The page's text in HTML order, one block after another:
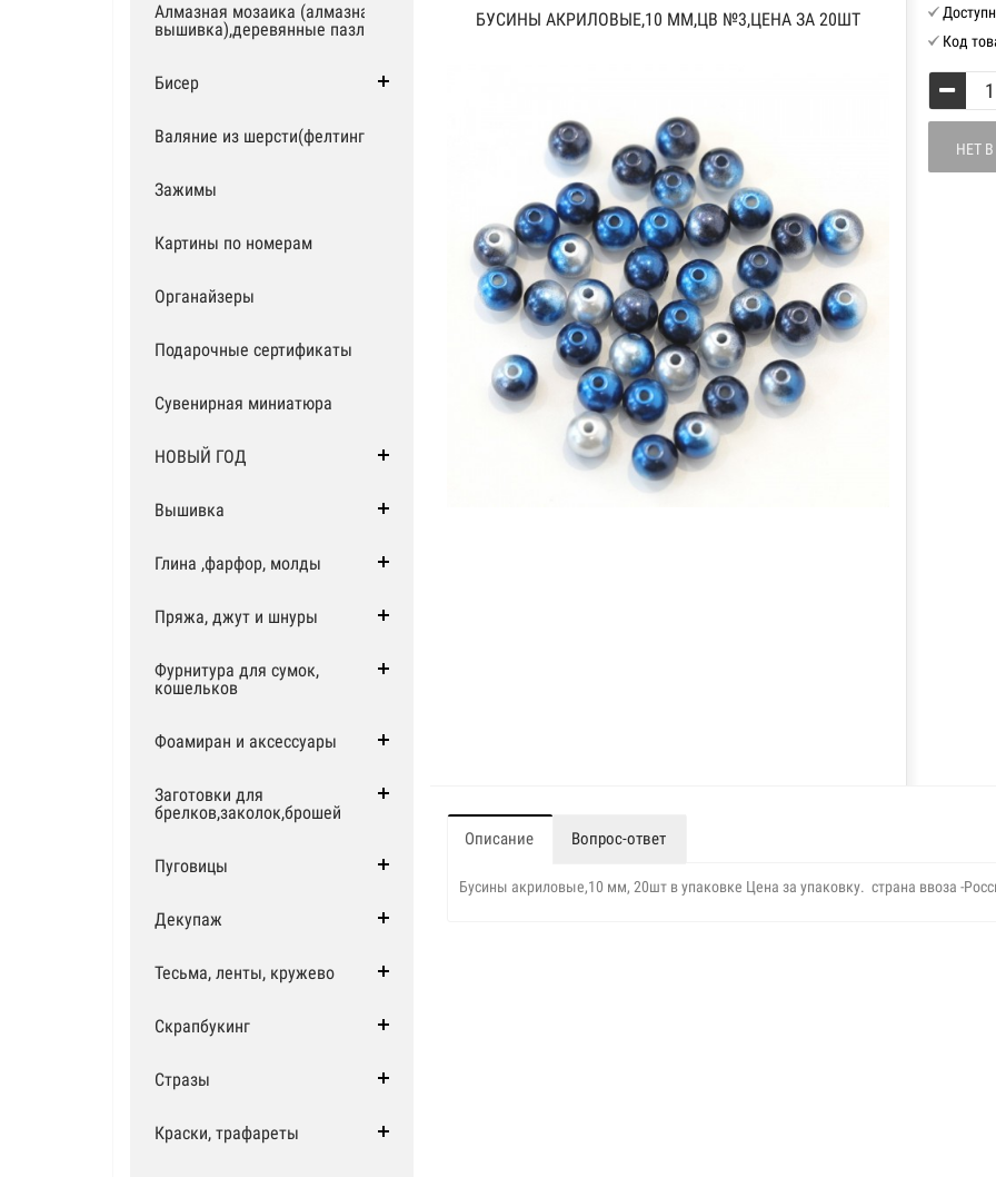
Алмазная мозаика (алмазная
вышивка),деревянные пазлы
Бисер
Валяние из шерсти(фелтинг)
Зажимы
Картины по номерам
Органайзеры
Подарочные сертификаты
Сувенирная миниатюра
НОВЫЙ ГОД
Вышивка
Глина ,фарфор, молды
Пряжа, джут и шнуры
Фурнитура для сумок,
кошельков
Фоамиран и аксессуары
Заготовки для
брелков,заколок,брошей
Пуговицы
Декупаж
Тесьма, ленты, кружево
Скрапбукинг
Стразы
Краски, трафареты
БУСИНЫ АКРИЛОВЫЕ,10 ММ,ЦВ №3,ЦЕНА ЗА 20ШТ
Код
НЕТ
Описание Вопрос-ответ
Бусины акриловые,10 мм, 20шт в упаковке Цена за упаковку. страна ввоза -